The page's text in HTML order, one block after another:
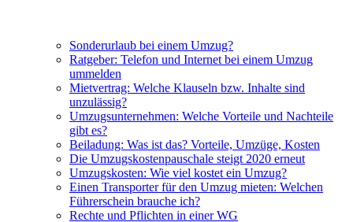
Sonderurlaub bei einem Umzug?
Ratgeber: Telefon und Internet bei einem Umzug
ummelden
Mietvertrag: Welche Klauseln bzw. Inhalte sind
unzulässig?
Umzugsunternehmen: Welche Vorteile und Nachteile
gibt es?
Beiladung: Was ist das? Vorteile, Umzüge, Kosten
Die Umzugskostenpauschale steigt 2020 erneut
Umzugskosten: Wie viel kostet ein Umzug?
Einen Transporter für den Umzug mieten: Welchen
Führerschein brauche ich?
Rechte und Pflichten in einer WG